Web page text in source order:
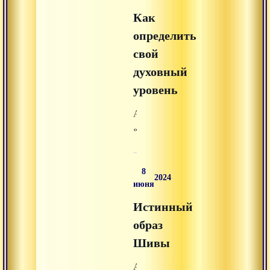
раздела
«аудиолекции»
Advayta.org.
Как
определить
свой
духовный
уровень
Аудиолекция
«Как
духовный
из
раздела
«аудиолекции»
8
июня
2024
Истинный
образ
Шивы
Аудиолекция